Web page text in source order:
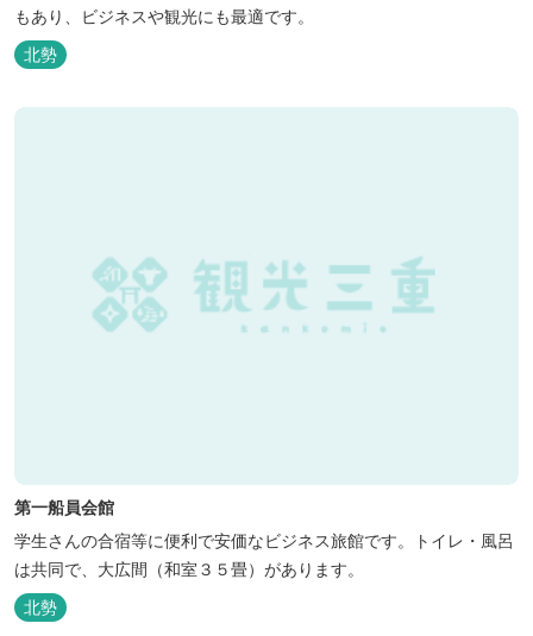
もあり、ビジネスや観光にも最適です。
北勢
第一船員会館
学生さんの合宿等に便利で安価なビジネス旅館です。トイレ・風呂
は共同で、大広間（和室３５畳）があります。
北勢